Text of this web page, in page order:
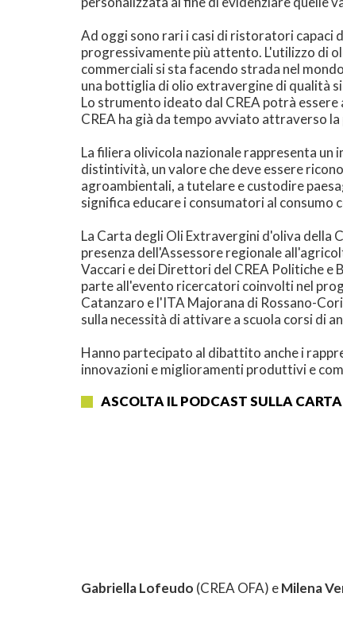
Ad oggi sono rari i casi di ristoratori capaci
progressivamente più attento. L'utilizzo di
commerciali si sta facendo strada nel
una bottiglia di olio extravergine di qualità
Lo strumento ideato dal CREA potrà
CREA ha già da tempo avviato attraverso
La filiera olivicola nazionale rappresenta
distintività, un valore che deve essere
agroambientali, a tutelare e custodire
significa educare i consumatori al consumo
La Carta degli Oli Extravergini d'oliva della
presenza dell'Assessore regionale
Vaccari e dei Direttori del CREA Politiche e
parte all'evento ricercatori coinvolti nel
Catanzaro e l'ITA Majorana di Rossano-
sulla necessità di attivare a scuola corsi di
Hanno partecipato al dibattito anche i
innovazioni e miglioramenti produttivi e
ASCOLTA IL PODCAST SULLA
Gabriella Lofeudo (CREA OFA) eMilena